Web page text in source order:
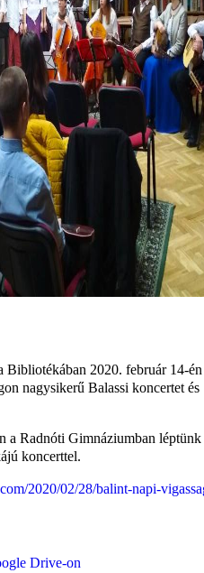
Bibliotékában 2020. február 14-én
nagysikerű Balassi koncertet és
a Radnóti Gimnáziumban
koncerttel.
2020/02/28/balint-napi-
Drive-on